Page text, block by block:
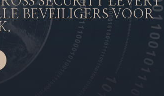
BEVEILIGERS VOOR